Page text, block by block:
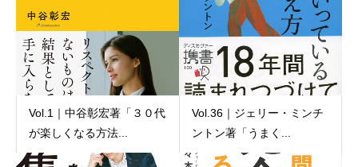
Vol.1｜中谷彰宏著「３０代
が楽しくなる方法...
Vol.36｜ジェリー・ミンチ
ントン著「うまく...